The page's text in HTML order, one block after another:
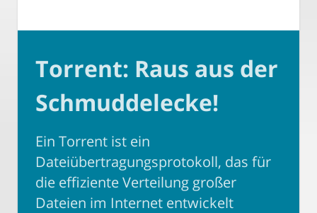
Torrent: Raus aus der
Schmuddelecke!
Ein Torrent ist ein
Dateiübertragungsprotokoll, das für
die effiziente Verteilung großer
Dateien im Internet entwickelt